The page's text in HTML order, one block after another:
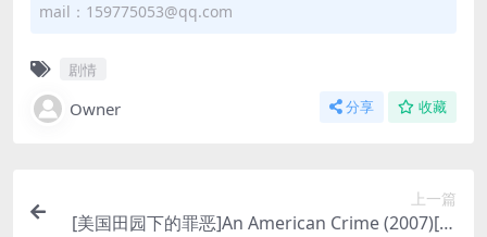
mail：159775053@qq.com
剧情
Owner 分享 收藏
上一篇
[美国田园下的罪恶]An American Crime (2007)[百